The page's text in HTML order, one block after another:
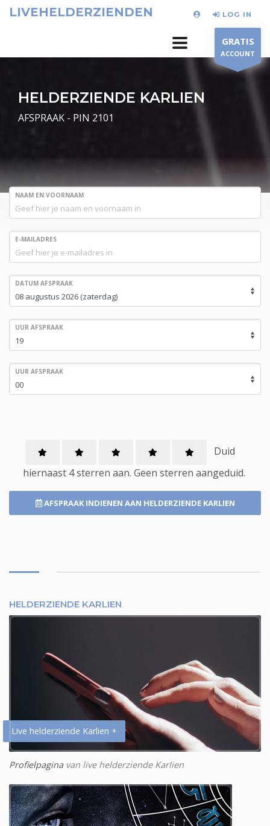
LIVEHELDERZIENDEN LOG IN
GRATIS
ACCOUNT
HELDERZIENDE KARLIEN
AFSPRAAK - PIN 2101
NAAM EN VOORNAAM
E-MAILADRES
DATUM AFSPRAAK
UUR AFSPRAAK
UUR AFSPRAAK
Duid
hiernaast 4 sterren aan. Geen sterren aangeduid.
AFSPRAAK INDIENEN AAN HELDERZIENDE KARLIEN
HELDERZIENDE KARLIEN
Live helderziende Karlien +
Profielpaginavan live helderziende Karlien